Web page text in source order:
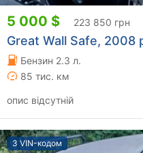
5 000 $ 223 850 грн
Great Wall Safe, 2008
Бензин 2.3 л.
85 тис. км
опис відсутній
З VIN-кодом